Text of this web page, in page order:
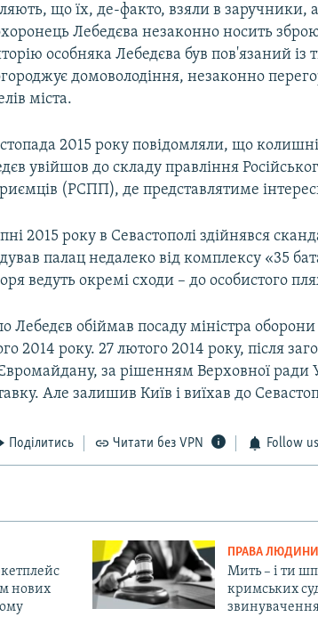
що їх, де-факто, взяли в заручники, а
Лебедєва незаконно носить
особняка Лебедєва був пов'язаний
домоволодіння, незаконно
міста.
2015 року повідомляли, що
увійшов до складу правління
(РСПП), де представлятиме
2015 року в Севастополі здійнявся
палац недалеко від комплексу «35
ведуть окремі сходи – до особистого
Лебедєв обіймав посаду міністра
2014 року. 27 лютого 2014 року, після
за рішенням Верховної ради
Але залишив Київ і виїхав до
Поділитись Читати без VPN Follow us
нових
ПРАВА ЛЮДИНИ
Мить – і ти
кримських